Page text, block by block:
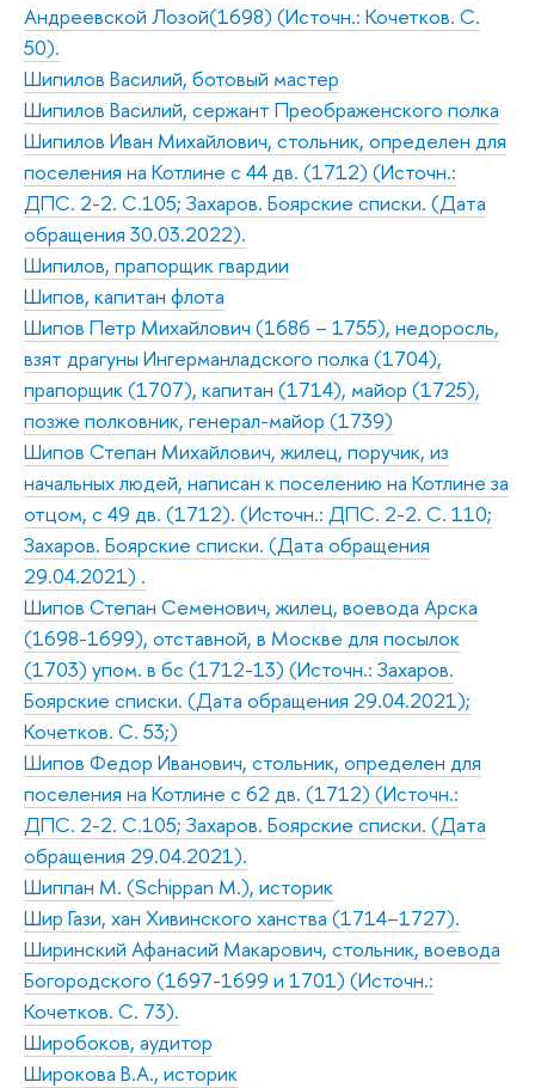
Андреевской Лозой(1698) (Источн.: Кочетков. С.
50).
Шипилов Василий, ботовый мастер
Шипилов Василий, сержант Преображенского полка
Шипилов Иван Михайлович, стольник, определен для
поселения на Котлине с 44 дв. (1712) (Источн.:
ДПС. 2-2. С.105; Захаров. Боярские списки. (Дата
обращения 30.03.2022).
Шипилов, прапорщик гвардии
Шипов, капитан флота
Шипов Петр Михайлович (1686 – 1755), недоросль,
взят драгуны Ингерманладского полка (1704),
прапорщик (1707), капитан (1714), майор (1725),
позже полковник, генерал-майор (1739)
Шипов Степан Михайлович, жилец, поручик, из
начальных людей, написан к поселению на Котлине за
отцом, с 49 дв. (1712). (Источн.: ДПС. 2-2. С. 110;
Захаров. Боярские списки. (Дата обращения
29.04.2021) .
Шипов Степан Семенович, жилец, воевода Арска
(1698-1699), отставной, в Москве для посылок
(1703) упом. в бс (1712-13) (Источн.: Захаров.
Боярские списки. (Дата обращения 29.04.2021);
Кочетков. С. 53;)
Шипов Федор Иванович, стольник, определен для
поселения на Котлине с 62 дв. (1712) (Источн.:
ДПС. 2-2. С.105; Захаров. Боярские списки. (Дата
обращения 29.04.2021).
Шиппан М. (Schippan M.), историк
Шир Гази, хан Хивинского ханства (1714–1727).
Ширинский Афанасий Макарович, стольник, воевода
Богородского (1697-1699 и 1701) (Источн.:
Кочетков. С. 73).
Широбоков, аудитор
Широкова В.А., историк